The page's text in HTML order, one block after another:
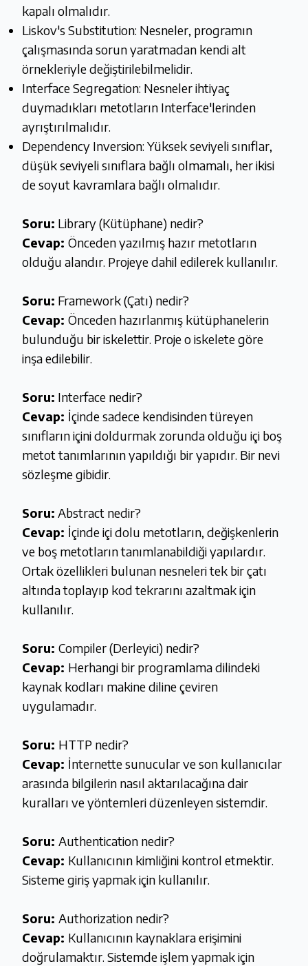
kapalı olmalıdır.
Liskov's Substitution: Nesneler, programın
çalışmasında sorun yaratmadan kendi alt
örnekleriyle değiştirilebilmelidir.
Interface Segregation: Nesneler ihtiyaç
duymadıkları metotların Interface'lerinden
ayrıştırılmalıdır.
Dependency Inversion: Yüksek seviyeli sınıflar,
düşük seviyeli sınıflara bağlı olmamalı, her ikisi
de soyut kavramlara bağlı olmalıdır.
Soru: Library (Kütüphane) nedir?
Cevap: Önceden yazılmış hazır metotların
olduğu alandır. Projeye dahil edilerek kullanılır.
Soru: Framework (Çatı) nedir?
Cevap: Önceden hazırlanmış kütüphanelerin
bulunduğu bir iskelettir. Proje o iskelete göre
inşa edilebilir.
Soru: Interface nedir?
Cevap: İçinde sadece kendisinden türeyen
sınıfların içini doldurmak zorunda olduğu içi boş
metot tanımlarının yapıldığı bir yapıdır. Bir nevi
sözleşme gibidir.
Soru: Abstract nedir?
Cevap: İçinde içi dolu metotların, değişkenlerin
ve boş metotların tanımlanabildiği yapılardır.
Ortak özellikleri bulunan nesneleri tek bir çatı
altında toplayıp kod tekrarını azaltmak için
kullanılır.
Soru: Compiler (Derleyici) nedir?
Cevap: Herhangi bir programlama dilindeki
kaynak kodları makine diline çeviren
uygulamadır.
Soru: HTTP nedir?
Cevap: İnternette sunucular ve son kullanıcılar
arasında bilgilerin nasıl aktarılacağına dair
kuralları ve yöntemleri düzenleyen sistemdir.
Soru: Authentication nedir?
Cevap: Kullanıcının kimliğini kontrol etmektir.
Sisteme giriş yapmak için kullanılır.
Soru: Authorization nedir?
Cevap: Kullanıcının kaynaklara erişimini
doğrulamaktır. Sistemde işlem yapmak için